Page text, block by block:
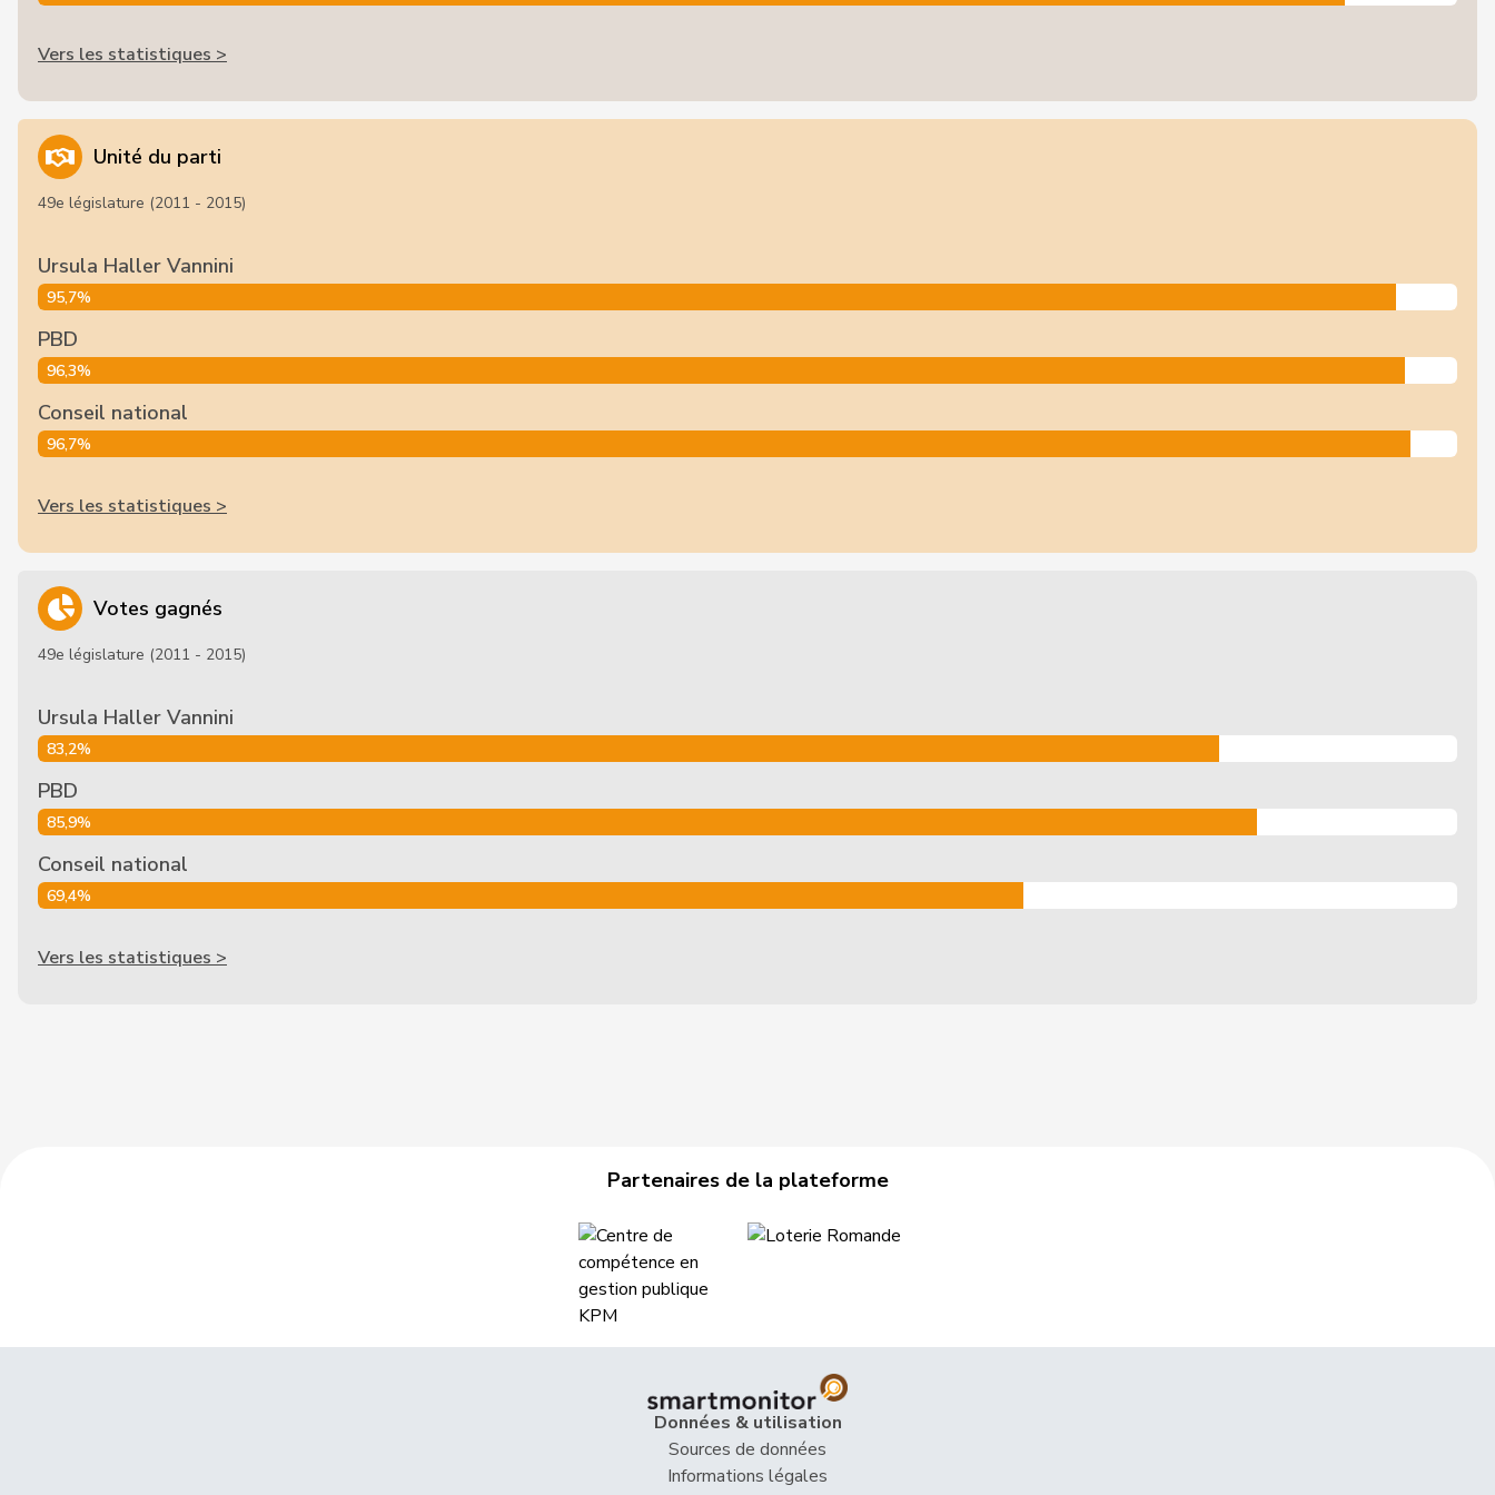
Vers les statistiques >
Unité du parti
49e législature (2011 - 2015)
Ursula Haller Vannini
95,7%
PBD
96,3%
Conseil national
96,7%
Vers les statistiques >
Votes gagnés
49e législature (2011 - 2015)
Ursula Haller Vannini
83,2%
PBD
85,9%
Conseil national
69,4%
Vers les statistiques >
Partenaires de la plateforme
Données & utilisation
Sources de données
Informations légales